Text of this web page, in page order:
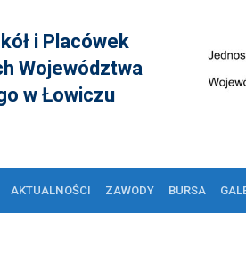
i Placówek
Województwa
w Łowiczu
AKTUALNOŚCI ZAWODY BURSA